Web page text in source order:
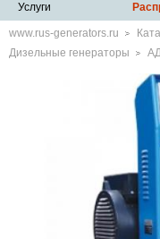
Услуги
www.rus-generators.ru
Дизельные генераторы